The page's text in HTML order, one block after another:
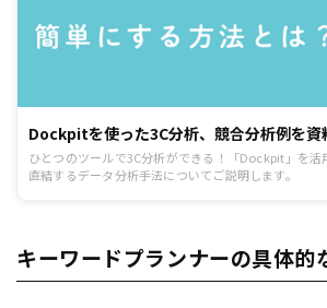
Dockpitを使った3C分析、競合分析例を資
ひとつのツールで3C分析ができる！「Dockpit」を活
直結するデータ分析手法についてご説明します。
キーワードプランナーの具体的